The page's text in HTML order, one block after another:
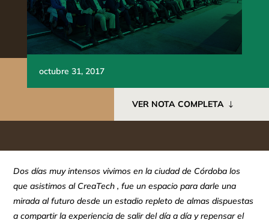
octubre 31, 2017
VER NOTA COMPLETA
Dos días muy intensos vivimos en la ciudad de Córdoba los
que asistimos al CreaTech , fue un espacio para darle una
mirada al futuro desde un estadio repleto de almas dispuestas
a compartir la experiencia de salir del día a día y repensar el